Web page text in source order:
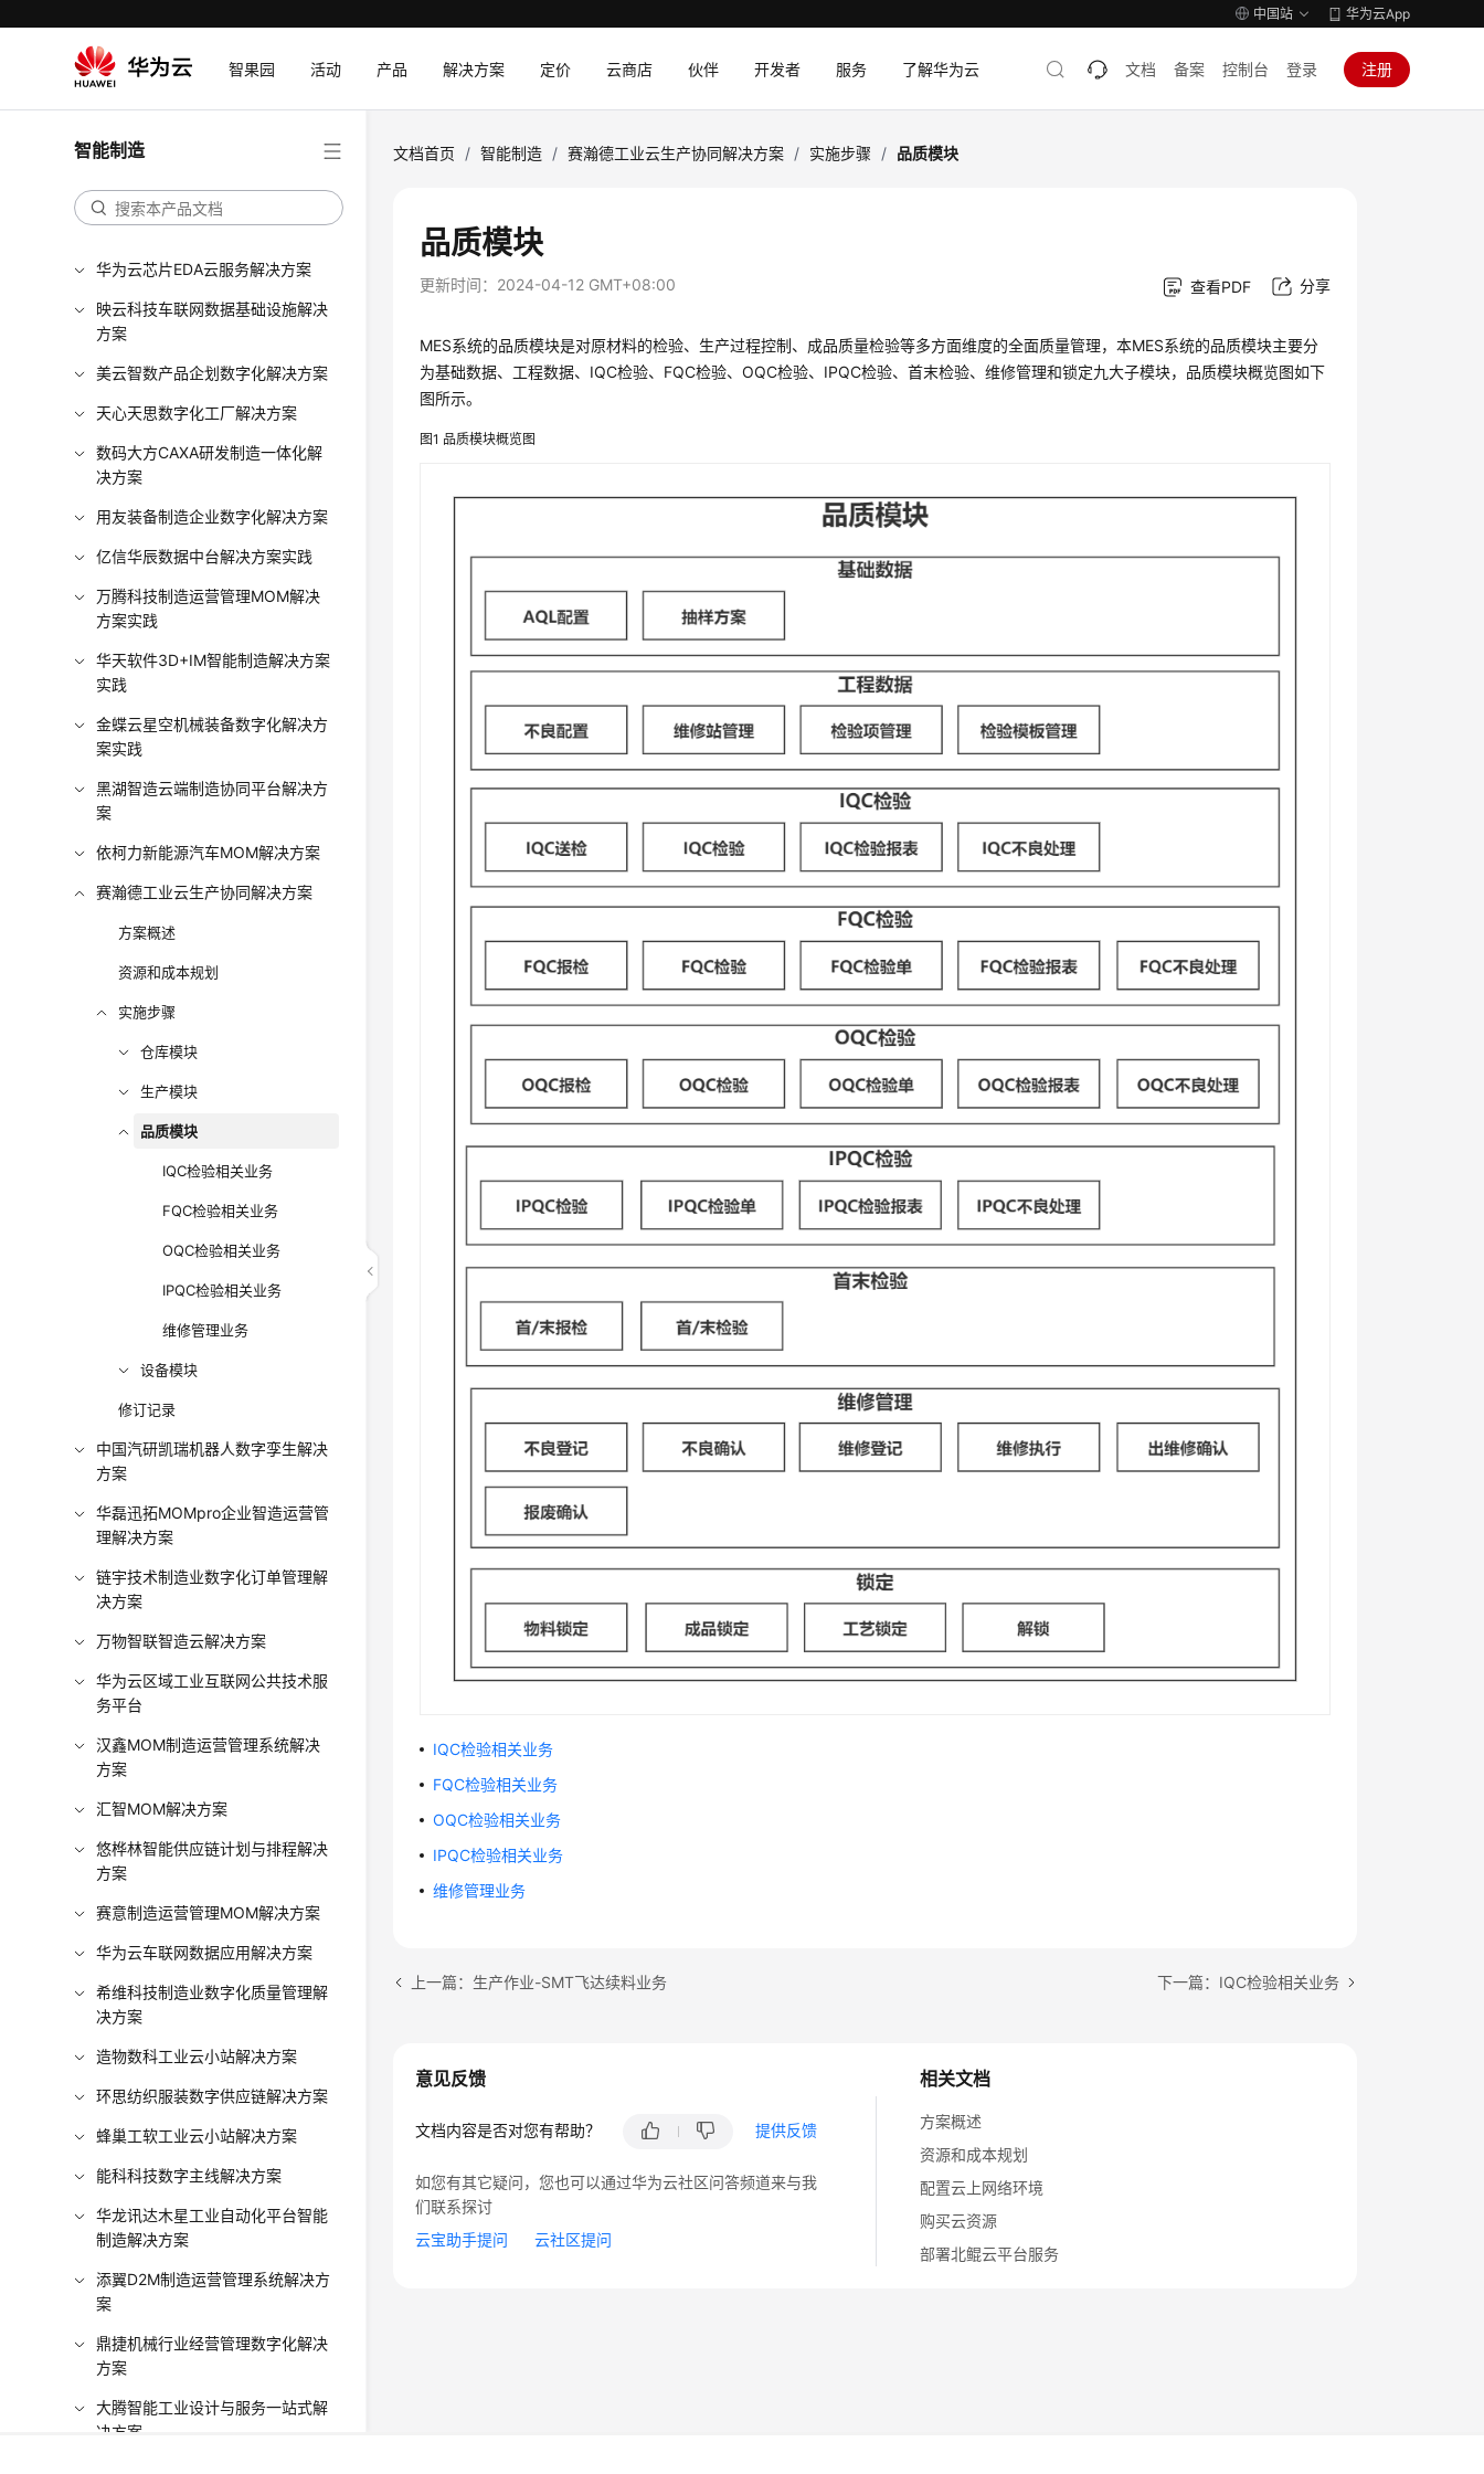
中国站 华为云App
智果园 活动 产品 解决方案 定价 云商店 伙伴 开发者 服务 了解华为云 文档 备案 控制台 登录 注册
智能制造
华为云芯片EDA云服务解决方案
映云科技车联网数据基础设施解决
方案
美云智数产品企划数字化解决方案
天心天思数字化工厂解决方案
数码大方CAXA研发制造一体化解
决方案
用友装备制造企业数字化解决方案
亿信华辰数据中台解决方案实践
万腾科技制造运营管理MOM解决
方案实践
华天软件3D+IM智能制造解决方案
实践
金蝶云星空机械装备数字化解决方
案实践
黑湖智造云端制造协同平台解决方
案
依柯力新能源汽车MOM解决方案
赛瀚德工业云生产协同解决方案
方案概述
资源和成本规划
实施步骤
仓库模块
生产模块
品质模块
IQC检验相关业务
FQC检验相关业务
OQC检验相关业务
IPQC检验相关业务
维修管理业务
设备模块
修订记录
中国汽研凯瑞机器人数字孪生解决
方案
华磊迅拓MOMpro企业智造运营管
理解决方案
链宇技术制造业数字化订单管理解
决方案
万物智联智造云解决方案
华为云区域工业互联网公共技术服
务平台
汉鑫MOM制造运营管理系统解决
方案
汇智MOM解决方案
悠桦林智能供应链计划与排程解决
方案
赛意制造运营管理MOM解决方案
华为云车联网数据应用解决方案
希维科技制造业数字化质量管理解
决方案
造物数科工业云小站解决方案
环思纺织服装数字供应链解决方案
蜂巢工软工业云小站解决方案
能科科技数字主线解决方案
华龙讯达木星工业自动化平台智能
制造解决方案
添翼D2M制造运营管理系统解决方
案
鼎捷机械行业经营管理数字化解决
方案
大腾智能工业设计与服务一站式解
决方案
文档首页 / 智能制造 / 赛瀚德工业云生产协同解决方案 / 实施步骤 / 品质模块
品质模块
更新时间： 2024-04-12 GMT+08:00 查看PDF 分享
MES系统的品质模块是对原材料的检验、生产过程控制、成品质量检验等多方面维度的全面质量管理，本MES系统的品质模块主要分
为基础数据、工程数据、IQC检验、FQC检验、OQC检验、IPQC检验、首末检验、维修管理和锁定九大子模块，品质模块概览图如下
图所示。
图1 品质模块概览图
IQC检验相关业务
FQC检验相关业务
OQC检验相关业务
IPQC检验相关业务
维修管理业务
上一篇：生产作业-SMT飞达续料业务 下一篇：IQC检验相关业务
相关文档
方案概述
资源和成本规划
配置云上网络环境
购买云资源
部署北鲲云平台服务
意见反馈
文档内容是否对您有帮助？ 提供反馈
如您有其它疑问，您也可以通过华为云社区问答频道来与我
们联系探讨
云宝助手提问
云社区提问